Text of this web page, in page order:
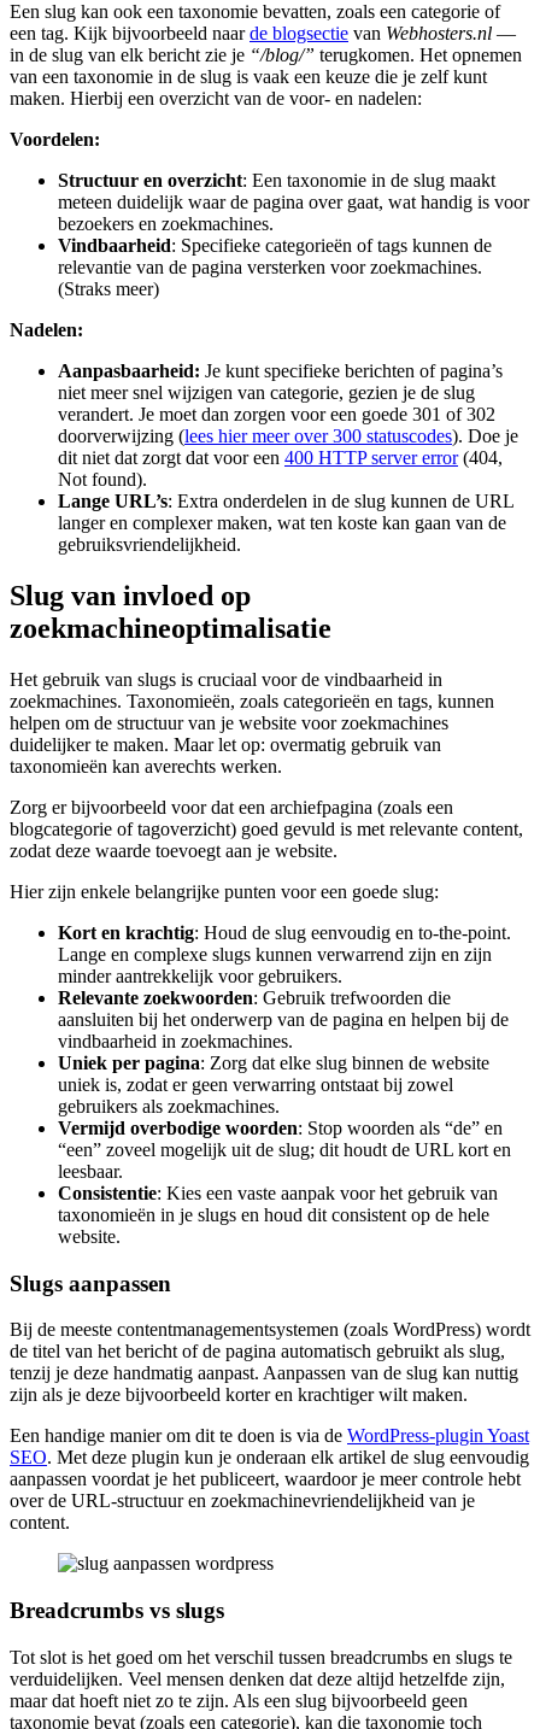
Een slug kan ook een taxonomie bevatten, zoals een categorie of
een tag. Kijk bijvoorbeeld naarde blogsectie van Webhosters.nl —
in de slug van elk bericht zie je “/blog/” terugkomen. Het opnemen
van een taxonomie in de slug is vaak een keuze die je zelf kunt
maken. Hierbij een overzicht van de voor- en nadelen:
Voordelen:
Structuur en overzicht: Een taxonomie in de slug maakt
meteen duidelijk waar de pagina over gaat, wat handig is voor
bezoekers en zoekmachines.
Vindbaarheid: Specifieke categorieën of tags kunnen de
relevantie van de pagina versterken voor zoekmachines.
(Straks meer)
Nadelen:
Aanpasbaarheid: Je kunt specifieke berichten of pagina’s
niet meer snel wijzigen van categorie, gezien je de slug
verandert. Je moet dan zorgen voor een goede 301 of 302
doorverwijzing (lees hier meer over 300 statuscodes). Doe je
dit niet dat zorgt dat voor een 400 HTTP server error(404,
Not found).
Lange URL’s: Extra onderdelen in de slug kunnen de URL
langer en complexer maken, wat ten koste kan gaan van de
gebruiksvriendelijkheid.
Slug van invloed op
zoekmachineoptimalisatie
Het gebruik van slugs is cruciaal voor de vindbaarheid in
zoekmachines. Taxonomieën, zoals categorieën en tags, kunnen
helpen om de structuur van je website voor zoekmachines
duidelijker te maken. Maar let op: overmatig gebruik van
taxonomieën kan averechts werken.
Zorg er bijvoorbeeld voor dat een archiefpagina (zoals een
blogcategorie of tagoverzicht) goed gevuld is met relevante content,
zodat deze waarde toevoegt aan je website.
Hier zijn enkele belangrijke punten voor een goede slug:
Kort en krachtig: Houd de slug eenvoudig en to-the-point.
Lange en complexe slugs kunnen verwarrend zijn en zijn
minder aantrekkelijk voor gebruikers.
Relevante zoekwoorden: Gebruik trefwoorden die
aansluiten bij het onderwerp van de pagina en helpen bij de
vindbaarheid in zoekmachines.
Uniek per pagina: Zorg dat elke slug binnen de website
uniek is, zodat er geen verwarring ontstaat bij zowel
gebruikers als zoekmachines.
Vermijd overbodige woorden: Stop woorden als “de” en
“een” zoveel mogelijk uit de slug; dit houdt de URL kort en
leesbaar.
Consistentie: Kies een vaste aanpak voor het gebruik van
taxonomieën in je slugs en houd dit consistent op de hele
website.
Slugs aanpassen
Bij de meeste contentmanagementsystemen (zoals WordPress) wordt
de titel van het bericht of de pagina automatisch gebruikt als slug,
tenzij je deze handmatig aanpast. Aanpassen van de slug kan nuttig
zijn als je deze bijvoorbeeld korter en krachtiger wilt maken.
Een handige manier om dit te doen is via de WordPress-plugin Yoast
SEO. Met deze plugin kun je onderaan elk artikel de slug eenvoudig
aanpassen voordat je het publiceert, waardoor je meer controle hebt
over de URL-structuur en zoekmachinevriendelijkheid van je
content.
Breadcrumbs vs slugs
Tot slot is het goed om het verschil tussen breadcrumbs en slugs te
verduidelijken. Veel mensen denken dat deze altijd hetzelfde zijn,
maar dat hoeft niet zo te zijn. Als een slug bijvoorbeeld geen
taxonomie bevat (zoals een categorie), kan die taxonomie toch